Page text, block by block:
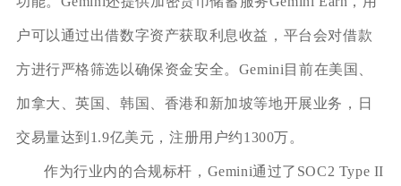
户可以通过出借数字资产获取利息收益，平台会对借款
方进行严格筛选以确保资金安全。Gemini目前在美国、
加拿大、英国、韩国、香港和新加坡等地开展业务，日
交易量达到1.9亿美元，注册用户约1300万。
作为行业内的合规标杆，Gemini通过了SOC2 Type II